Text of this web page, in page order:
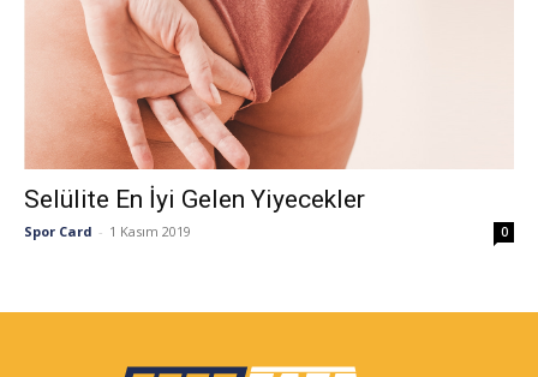
Selülite En İyi Gelen Yiyecekler
Spor Card - 1 Kasım 2019 0